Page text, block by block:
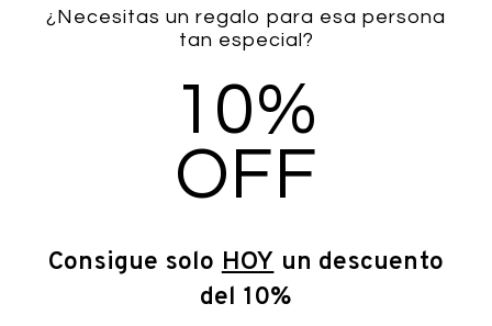
¿Necesitas un regalo para esa persona
tan especial?
10%
OFF
Consigue soloHOYun descuento
del 10%